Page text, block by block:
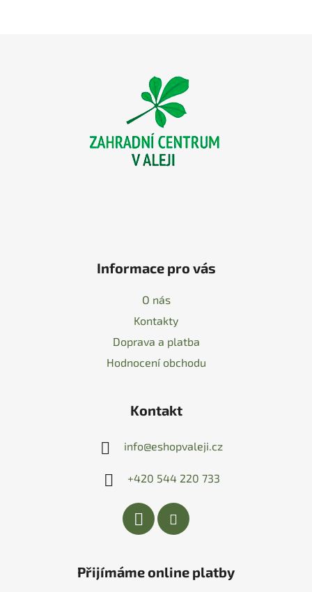
Informace pro vás
O nás
Kontakty
Doprava a platba
Hodnocení obchodu
Kontakt
info@eshopvaleji.cz
+420 544 220 733
Přijímáme online platby